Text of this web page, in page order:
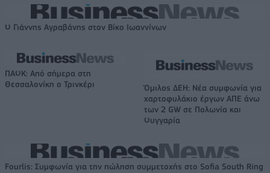
Ο Γιάννης Αγραβάνης στον Βίκο Ιωαννίνων
ΠΑΟΚ: Από σήμερα στη
Θεσσαλονίκη ο Τρινκέρι
Όμιλος ΔΕΗ: Νέα συμφωνία για
χαρτοφυλάκιο έργων ΑΠΕ άνω
των 2 GW σε Πολωνία και
Ουγγαρία
Fourlis: Συμφωνία για την πώληση συμμετοχής στο Sofia South Ring